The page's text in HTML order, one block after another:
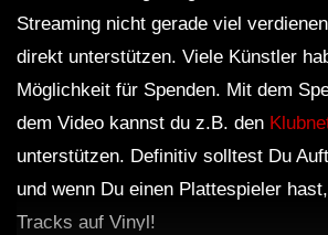
Streaming nicht gerade viel
direkt unterstützen. Viele Künstler
Möglichkeit für Spenden. Mit dem
dem Video kannst du z.B. den
unterstützen. Definitiv solltest Du
und wenn Du einen Plattespieler
Tracks auf Vinyl!